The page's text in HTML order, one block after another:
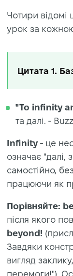
Чотири відомі
урок за
Цитата 1.
"To infinity
та далі. -
Infinity - це
означає "далі,
самостійно,
працюючи як
Порівняйте:
після якого
beyond!
Завдяки
вигляд
перемоги!").